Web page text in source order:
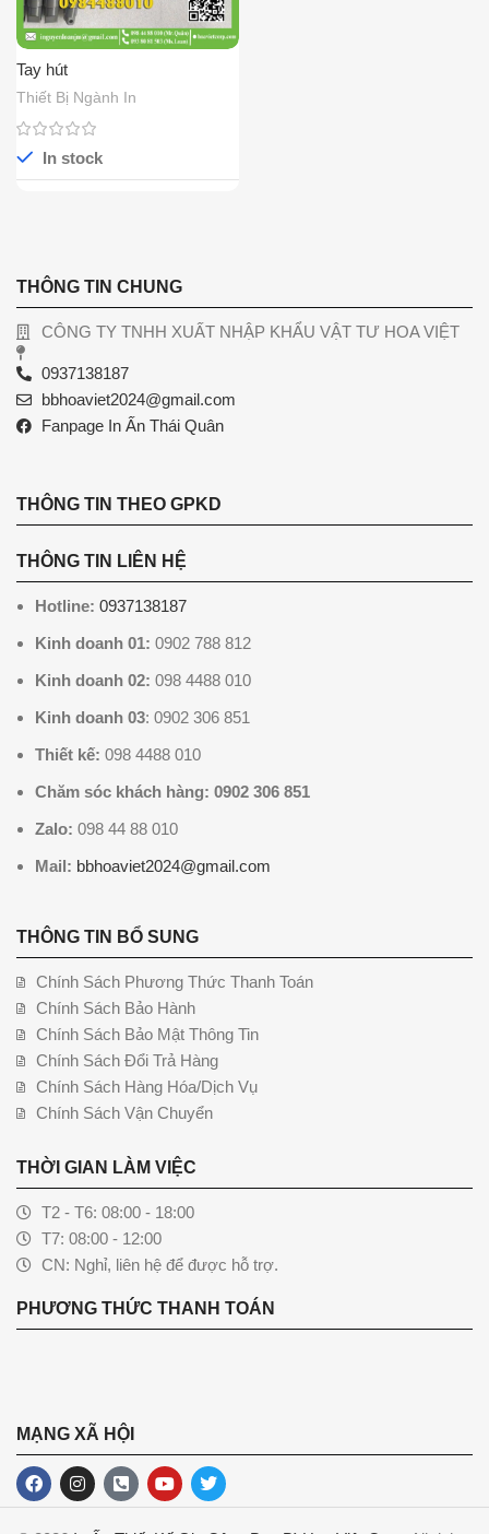
Tay hút
Thiết Bị Ngành In
In stock
THÔNG TIN CHUNG
CÔNG TY TNHH XUẤT NHẬP KHẨU VẬT TƯ HOA VIỆT
0937138187
bbhoaviet2024@gmail.com
Fanpage In Ấn Thái Quân
THÔNG TIN THEO GPKD
THÔNG TIN LIÊN HỆ
Hotline: 0937138187
Kinh doanh 01: 0902 788 812
Kinh doanh 02: 098 4488 010
Kinh doanh 03: 0902 306 851
Thiết kế: 098 4488 010
Chăm sóc khách hàng: 0902 306 851
Zalo: 098 44 88 010
Mail: bbhoaviet2024@gmail.com
THÔNG TIN BỔ SUNG
Chính Sách Phương Thức Thanh Toán
Chính Sách Bảo Hành
Chính Sách Bảo Mật Thông Tin
Chính Sách Đổi Trả Hàng
Chính Sách Hàng Hóa/Dịch Vụ
Chính Sách Vận Chuyển
THỜI GIAN LÀM VIỆC
T2 - T6: 08:00 - 18:00
T7: 08:00 - 12:00
CN: Nghỉ, liên hệ để được hỗ trợ.
PHƯƠNG THỨC THANH TOÁN
MẠNG XÃ HỘI